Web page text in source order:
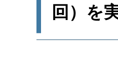
回）を